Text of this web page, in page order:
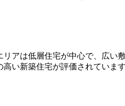
アは低層住宅が中心で、広
い新築住宅が評価されています